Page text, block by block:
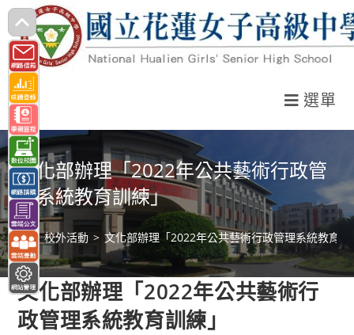
跳
轉
至
主
要
內
容
選單
文化部辦理「2022年公共藝術行政管
理系統教育訓練」
> 校外活動 > 文化部辦理「2022年公共藝術行政管理系統教育訓
文化部辦理「2022年公共藝術行
政管理系統教育訓練」